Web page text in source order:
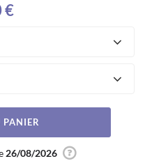
€
26/08/2026